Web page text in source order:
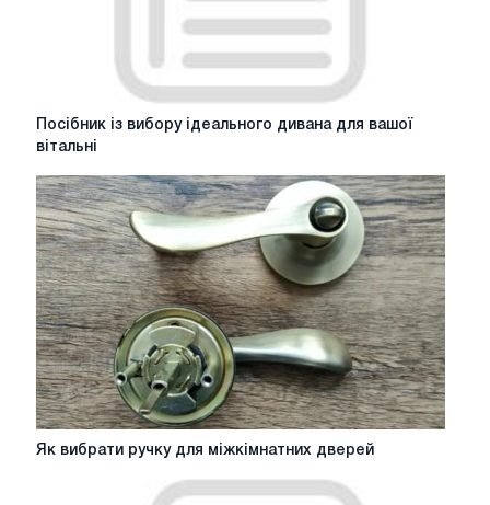
Посібник
із
ідеального
дивана
для
вашої
вітальні
Посібник із вибору ідеального дивана для вашої
вітальні
Як
вибрати
Як вибрати ручку для міжкімнатних дверей